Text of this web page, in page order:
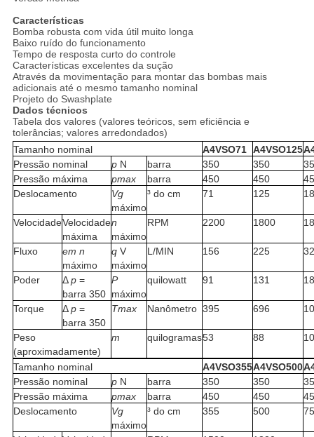
Características
Bomba robusta com vida útil muito longa
Baixo ruído do funcionamento
Tempo de resposta curto do controle
Características excelentes da sução
Através da movimentação para montar das bombas mais
adicionais até o mesmo tamanho nominal
Projeto do Swashplate
Dados técnicos
Tabela dos valores (valores teóricos, sem eficiência e
tolerâncias; valores arredondados)
Tamanho nominal
A4VSO71 A4VSO125
Pressão nominal
pN barra 350 350
Pressão máxima
pmax barra 450 450
Deslocamento
Vg
máximo
³ do cm 71 125
VelocidadeVelocidade
máxima
n
máximo
RPM 2200 1800
Fluxo
em n
máximo
qV
máximo
L/MIN 156 225
Poder Δp=
barra 350
P
máximo
quilowatt 91 131
Torque Δp=
barra 350
Tmax Nanômetro 395 696
Peso
(aproximadamente)
m quilogramas53 88
Tamanho nominal A4VSO355A4VSO500
Pressão nominal
pN barra 350 350
Pressão máxima
pmax barra 450 450
Deslocamento
Vg
máximo
³ do cm 355 500